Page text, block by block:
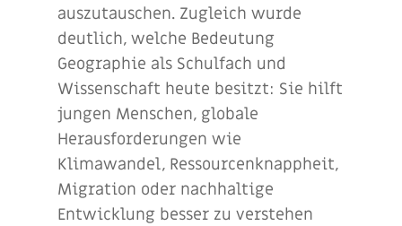
auszutauschen. Zugleich wurde
deutlich, welche Bedeutung
Geographie als Schulfach und
Wissenschaft heute besitzt: Sie hilft
jungen Menschen, globale
Herausforderungen wie
Klimawandel, Ressourcenknappheit,
Migration oder nachhaltige
Entwicklung besser zu verstehen